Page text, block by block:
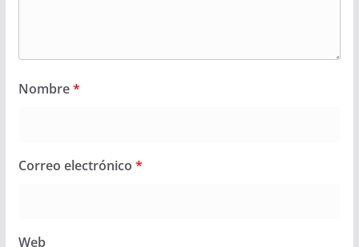
Nombre*
Correo electrónico *
Web